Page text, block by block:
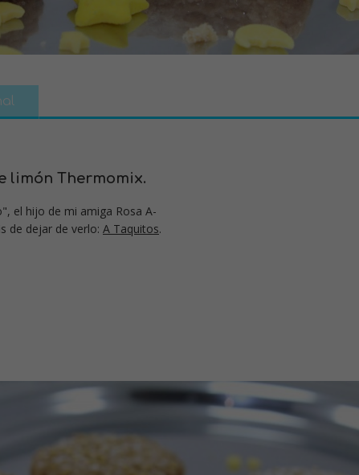
limón Thermomix.
el hijo de mi amiga Rosa A-
de dejar de verlo: A Taquitos.